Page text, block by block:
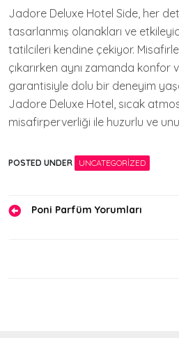
Jadore Deluxe Hotel Side, her
tasarlanmış olanakları ve
tatilcileri kendine çekiyor.
çıkarırken aynı zamanda konfor
garantisiyle dolu bir deneyim
Jadore Deluxe Hotel, sıcak
misafirperverliği ile huzurlu ve
POSTED UNDER UNCATEGORIZED
YazıPoni Parfüm Yorumları